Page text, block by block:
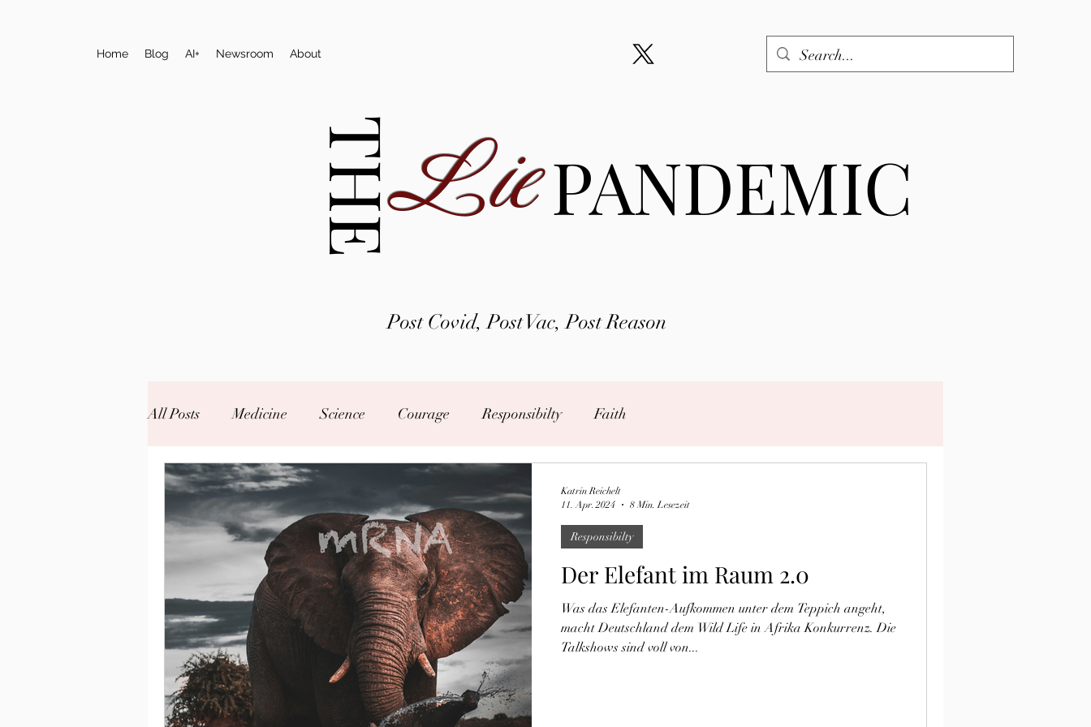
Home Blog AI+ Newsroom About
THELiePANDEMIC
Post Covid, Post Vac, Post Reason
All Posts Medicine Science Courage Responsibilty Faith
Der Elefant im Raum 2.0
Was das Elefanten-Aufkommen unter dem Teppich angeht,
macht Deutschland dem Wild Life in Afrika Konkurrenz. Die
Talkshows sind voll von...
Responsibilty
Katrin Reichelt
11. Apr. 2024
8 Min. Lesezeit